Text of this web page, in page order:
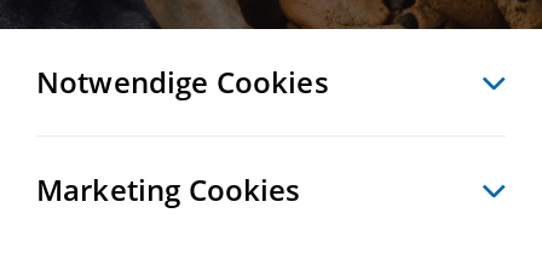
Notwendige Cookies
Marketing Cookies